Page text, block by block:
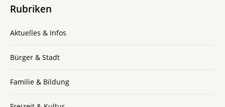
Rubriken
Aktuelles & Infos
Bürger & Stadt
Familie & Bildung